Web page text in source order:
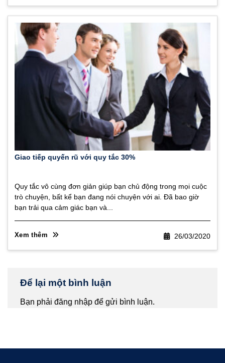
Giao tiếp quyến rũ với quy tắc 30%
26/03/2020
Quy tắc vô cùng đơn giản giúp bạn chủ động trong mọi cuộc
trò chuyện, bất kể bạn đang nói chuyện với ai. Đã bao giờ
bạn trải qua cảm giác bạn và...
Xem thêm
Để lại một bình luận
Bạn phải đăng nhập để gửi bình luận.